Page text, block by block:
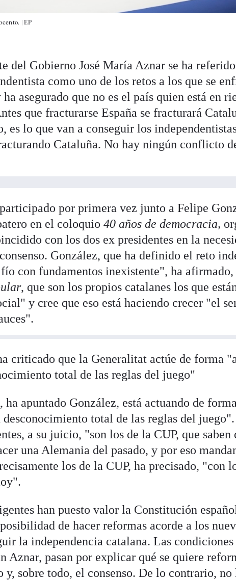
|EP
del Gobierno José María Aznar se ha
como uno de los retos a los que se
asegurado que no es el país quien está en
que fracturarse España se fracturará
es lo que van a conseguir los
Cataluña. No hay ningún conflicto
por primera vez junto a Felipe
en el coloquio40 años de democracia,
con los dos ex presidentes en la
González, que ha definido el reto
con fundamentos inexistente", ha
, que son los propios catalanes los que
y cree que eso está haciendo crecer "el
criticado que la Generalitat actúe de forma
total de las reglas del juego"
apuntado González, está actuando de
total de las reglas del juego".
a su juicio, "son los de la CUP, que saben
una Alemania del pasado, y por eso
los de la CUP, ha precisado, "con
han puesto valor la Constitución
de hacer reformas acorde a los
la independencia catalana. Las condiciones
Aznar, pasan por explicar qué se quiere
y, sobre todo, el consenso. De lo contrario, no